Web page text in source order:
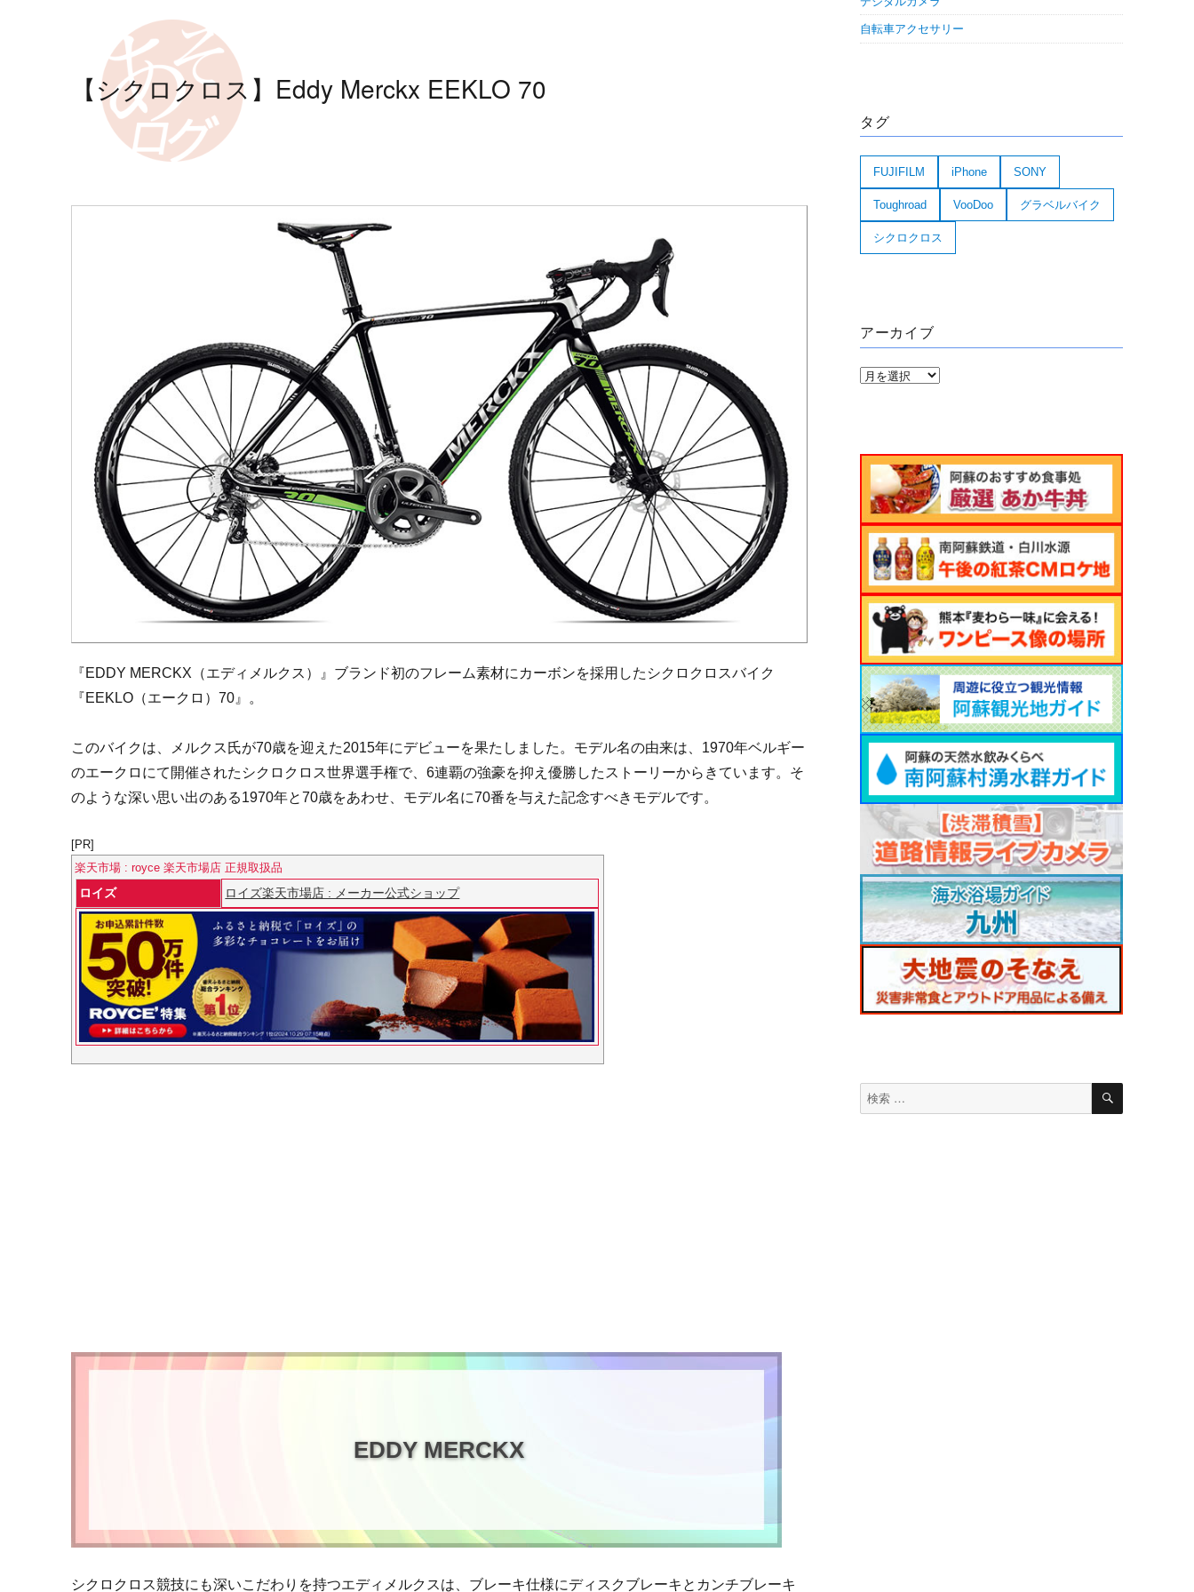
【シクロクロス】Eddy Merckx EEKLO 70
『EDDY MERCKX（エディメルクス）』ブランド初のフレーム素材にカーボンを採用したシクロクロスバイク
『EEKLO（エークロ）70』。
このバイクは、メルクス氏が70歳を迎えた2015年にデビューを果たしました。モデル名の由来は、1970年ベルギー
のエークロにて開催されたシクロクロス世界選手権で、6連覇の強豪を抑え優勝したストーリーからきています。そ
のような深い思い出のある1970年と70歳をあわせ、モデル名に70番を与えた記念すべきモデルです。
[PR]
楽天市場 : royce 楽天市場店 正規取扱品
ロイズ ロイズ楽天市場店 : メーカー公式ショップ
EDDY MERCKX
シクロクロス競技にも深いこだわりを持つエディメルクスは、ブレーキ仕様にディスクブレーキとカンチブレーキ
自転車アクセサリー
タグ
FUJIFILM iPhone SONY
Toughroad VooDoo グラベルバイク
シクロクロス
アーカイブ
ア
検
索
検